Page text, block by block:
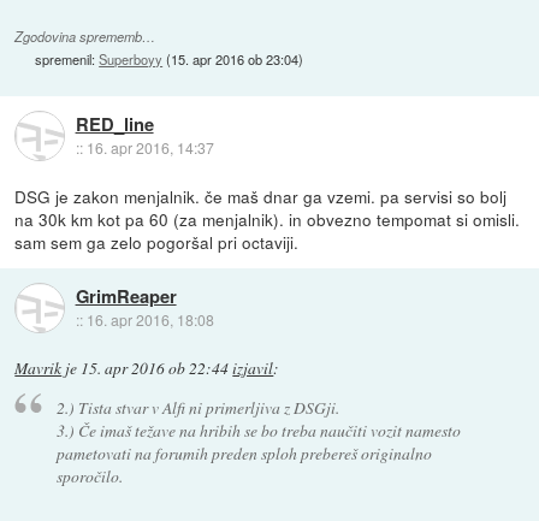
Zgodovina sprememb…
spremenil:Superboyy (15. apr 2016 ob 23:04)
RED_line
:: 16. apr 2016, 14:37
DSG je zakon menjalnik. če maš dnar ga vzemi. pa servisi so bolj
na 30k km kot pa 60 (za menjalnik). in obvezno tempomat si omisli.
sam sem ga zelo pogoršal pri octaviji.
GrimReaper
:: 16. apr 2016, 18:08
Mavrik je 15. apr 2016 ob 22:44izjavil:
2.) Tista stvar v Alfi ni primerljiva z DSGji.
3.) Če imaš težave na hribih se bo treba naučiti vozit namesto
pametovati na forumih preden sploh prebereš originalno
sporočilo.